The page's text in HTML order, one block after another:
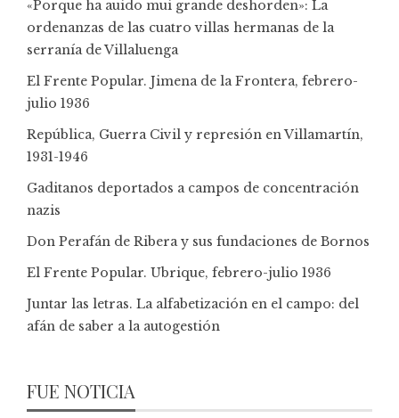
«Porque ha auido mui grande deshorden»: La
ordenanzas de las cuatro villas hermanas de la
serranía de Villaluenga
El Frente Popular. Jimena de la Frontera, febrero-
julio 1936
República, Guerra Civil y represión en Villamartín,
1931-1946
Gaditanos deportados a campos de concentración
nazis
Don Perafán de Ribera y sus fundaciones de Bornos
El Frente Popular. Ubrique, febrero-julio 1936
Juntar las letras. La alfabetización en el campo: del
afán de saber a la autogestión
FUE NOTICIA